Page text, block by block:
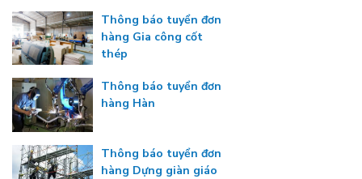
Thông báo tuyển đơn
hàng Gia công cốt
thép
Thông báo tuyển đơn
hàng Hàn
Thông báo tuyển đơn
hàng Dựng giàn giáo